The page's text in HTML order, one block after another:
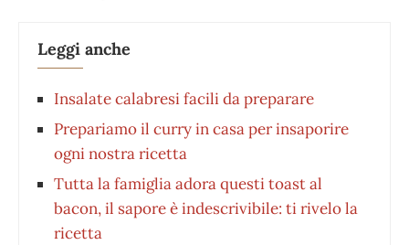
Leggi anche
Insalate calabresi facili da preparare
Prepariamo il curry in casa per insaporire
ogni nostra ricetta
Tutta la famiglia adora questi toast al
bacon, il sapore è indescrivibile: ti rivelo la
ricetta